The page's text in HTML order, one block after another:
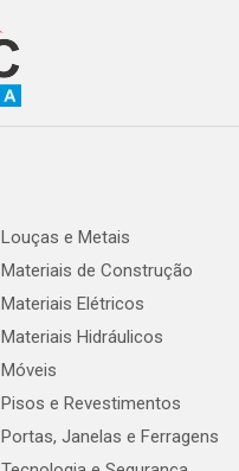
Louças e Metais
Materiais de Construção
Materiais Elétricos
Materiais Hidráulicos
Móveis
Pisos e Revestimentos
Portas, Janelas e Ferragens